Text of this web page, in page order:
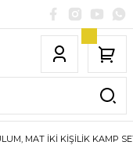
MAT İKİ KİŞİLİK KAMP